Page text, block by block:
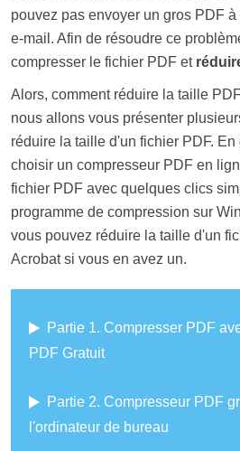
pouvez pas envoyer un gros PDF
e-mail. Afin de résoudre ce
compresser le fichier PDF et
Alors, comment réduire la taille
nous allons vous présenter
réduire la taille d'un fichier PDF.
choisir un compresseur PDF en
fichier PDF avec quelques clics
programme de compression sur
vous pouvez réduire la taille d'un
Acrobat si vous en avez un.
Partie 1. Compresser PDF
PDF Gratuit
Partie 2. Compresseur PDF
l'ordinateur de bureau